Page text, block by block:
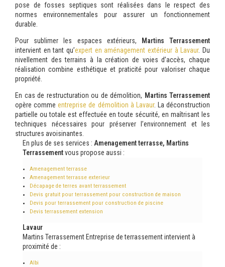
pose de fosses septiques sont réalisées dans le respect des
normes environnementales pour assurer un fonctionnement
durable.
Pour sublimer les espaces extérieurs, Martins Terrassement
intervient en tant qu’expert en aménagement extérieur à Lavaur. Du
nivellement des terrains à la création de voies d’accès, chaque
réalisation combine esthétique et praticité pour valoriser chaque
propriété.
En cas de restructuration ou de démolition, Martins Terrassement
opère commeentreprise de démolition à Lavaur. La déconstruction
partielle ou totale est effectuée en toute sécurité, en maîtrisant les
techniques nécessaires pour préserver l’environnement et les
structures avoisinantes.
En plus de ses services : Amenagement terrasse, Martins
Terrassementvous propose aussi :
Amenagement terrasse
Amenagement terrasse exterieur
Décapage de terres avant terrassement
Devis gratuit pour terrassement pour construction de maison
Devis pour terrassement pour construction de piscine
Devis terrassement extension
Lavaur
Martins Terrassement Entreprise de terrassement intervient à
proximité de :
Albi